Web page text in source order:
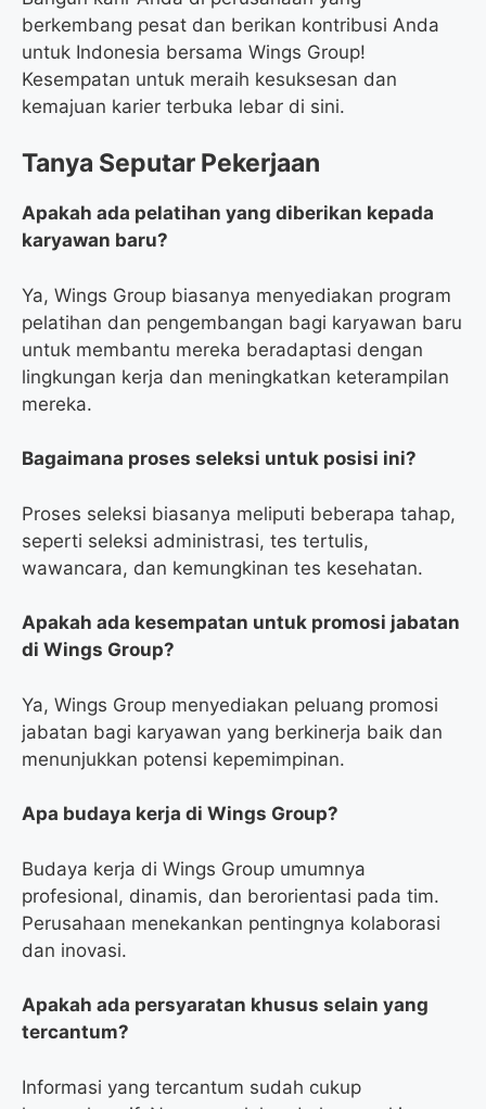
berkembang pesat dan berikan kontribusi Anda
untuk Indonesia bersama Wings Group!
Kesempatan untuk meraih kesuksesan dan
kemajuan karier terbuka lebar di sini.
Tanya Seputar Pekerjaan
Apakah ada pelatihan yang diberikan kepada
karyawan baru?
Ya, Wings Group biasanya menyediakan program
pelatihan dan pengembangan bagi karyawan baru
untuk membantu mereka beradaptasi dengan
lingkungan kerja dan meningkatkan keterampilan
mereka.
Bagaimana proses seleksi untuk posisi ini?
Proses seleksi biasanya meliputi beberapa tahap,
seperti seleksi administrasi, tes tertulis,
wawancara, dan kemungkinan tes kesehatan.
Apakah ada kesempatan untuk promosi jabatan
di Wings Group?
Ya, Wings Group menyediakan peluang promosi
jabatan bagi karyawan yang berkinerja baik dan
menunjukkan potensi kepemimpinan.
Apa budaya kerja di Wings Group?
Budaya kerja di Wings Group umumnya
profesional, dinamis, dan berorientasi pada tim.
Perusahaan menekankan pentingnya kolaborasi
dan inovasi.
Apakah ada persyaratan khusus selain yang
tercantum?
Informasi yang tercantum sudah cukup